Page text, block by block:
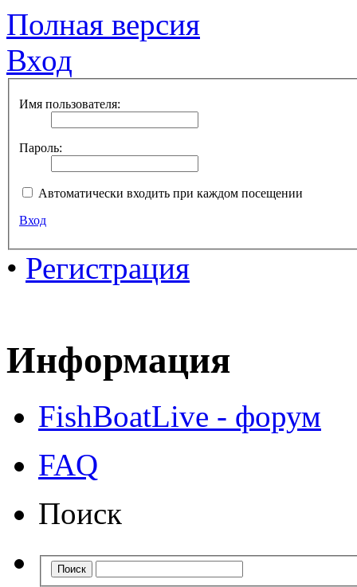
Полная версия
Вход
Имя пользователя:
Пароль:
Автоматически входить при каждом посещении
Вход
• Регистрация
Информация
FishBoatLive - форум
FAQ
Поиск